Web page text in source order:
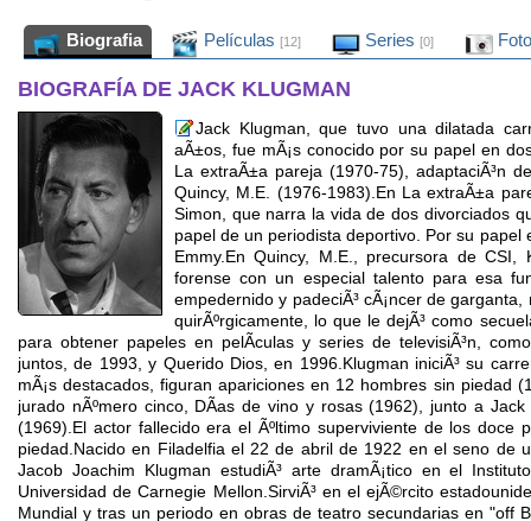
Biografia Películas [12] Series [0]
BIOGRAFÍA DE JACK KLUGMAN
Jack Klugman, que tuvo una dilatada
aÃ±os, fue mÃ¡s conocido por su papel en
La extraÃ±a pareja (1970-75), adaptaciÃ³n
Quincy, M.E. (1976-1983).En La extraÃ±a
Simon, que narra la vida de dos divorciados
papel de un periodista deportivo. Por su papel
Emmy.En Quincy, M.E., precursora de
forense con un especial talento para esa
empedernido y padeciÃ³ cÃ¡ncer de
quirÃºrgicamente, lo que le dejÃ³ como
para obtener papeles en pelÃ­culas y series de televisiÃ³n,
juntos, de 1993, y Querido Dios, en 1996.Klugman iniciÃ³ su
mÃ¡s destacados, figuran apariciones en 12 hombres sin piedad
jurado nÃºmero cinco, DÃ­as de vino y rosas (1962), junto a
(1969).El actor fallecido era el Ãºltimo superviviente de los doce
piedad.Nacido en Filadelfia el 22 de abril de 1922 en el seno de
Jacob Joachim Klugman estudiÃ³ arte dramÃ¡tico en el
Universidad de Carnegie Mellon.SirviÃ³ en el ejÃ©rcito
Mundial y tras un periodo en obras de teatro secundarias en "off